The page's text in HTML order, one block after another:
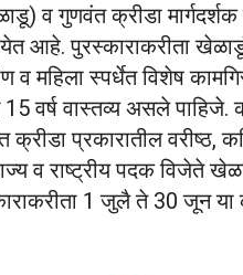
व गुणवंत क्रीडा
आहे. पुरस्काराकरीता
महिला स्पर्धेत विशेष
वर्ष वास्तव्य असले पाहिजे.
क्रीडा प्रकारातील वरीष्ठ,
व राष्ट्रीय पदक विजेते
1 जुलै ते 30 जून या